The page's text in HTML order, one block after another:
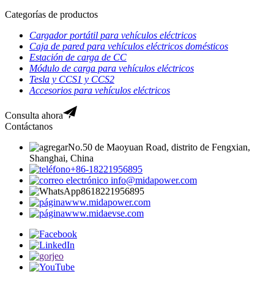
Categorías de productos
Cargador portátil para vehículos eléctricos
Caja de pared para vehículos eléctricos domésticos
Estación de carga de CC
Módulo de carga para vehículos eléctricos
Tesla y CCS1 y CCS2
Accesorios para vehículos eléctricos
Consulta ahora
Contáctanos
No.50 de Maoyuan Road, distrito de Fengxian,
Shanghai, China
+86-18221956895
info@midapower.com
8618221956895
www.midapower.com
www.midaevse.com